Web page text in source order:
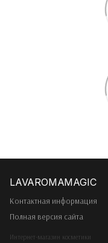
Контактная информация
Полная версия сайта
Интернет-магазин косметики